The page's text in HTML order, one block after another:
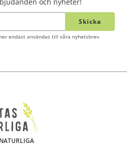
Skicka
endast användas till våra nyhetsbrev.